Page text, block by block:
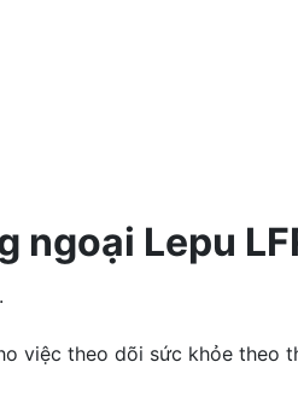
ngoại Lepu
việc theo dõi sức khỏe theo